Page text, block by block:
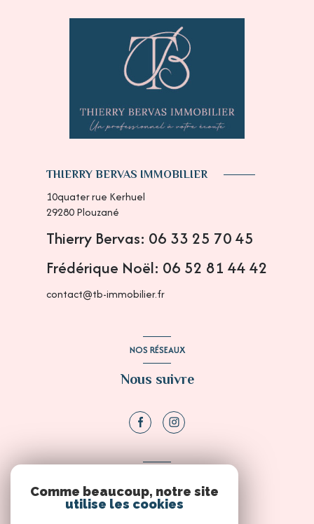
THIERRY BERVAS IMMOBILIER
10quater rue Kerhuel
29280Plouzané
Thierry Bervas: 06 33 25 70 45
Frédérique Noël: 06 52 81 44 42
contact@tb-immobilier.fr
NOS RÉSEAUX
Nous suivre
Nous adhérons
Comme beaucoup, notre site
utilise les cookies